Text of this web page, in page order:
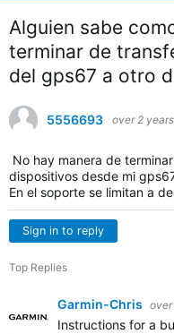
Alguien sabe
terminar de
del gps67 a otro
5556693 over 2
No hay manera de
dispositivos desde mi
En el soporte se limitan a
Sign in to reply
Top Replies
Garmin-Chris over
Instructions for a